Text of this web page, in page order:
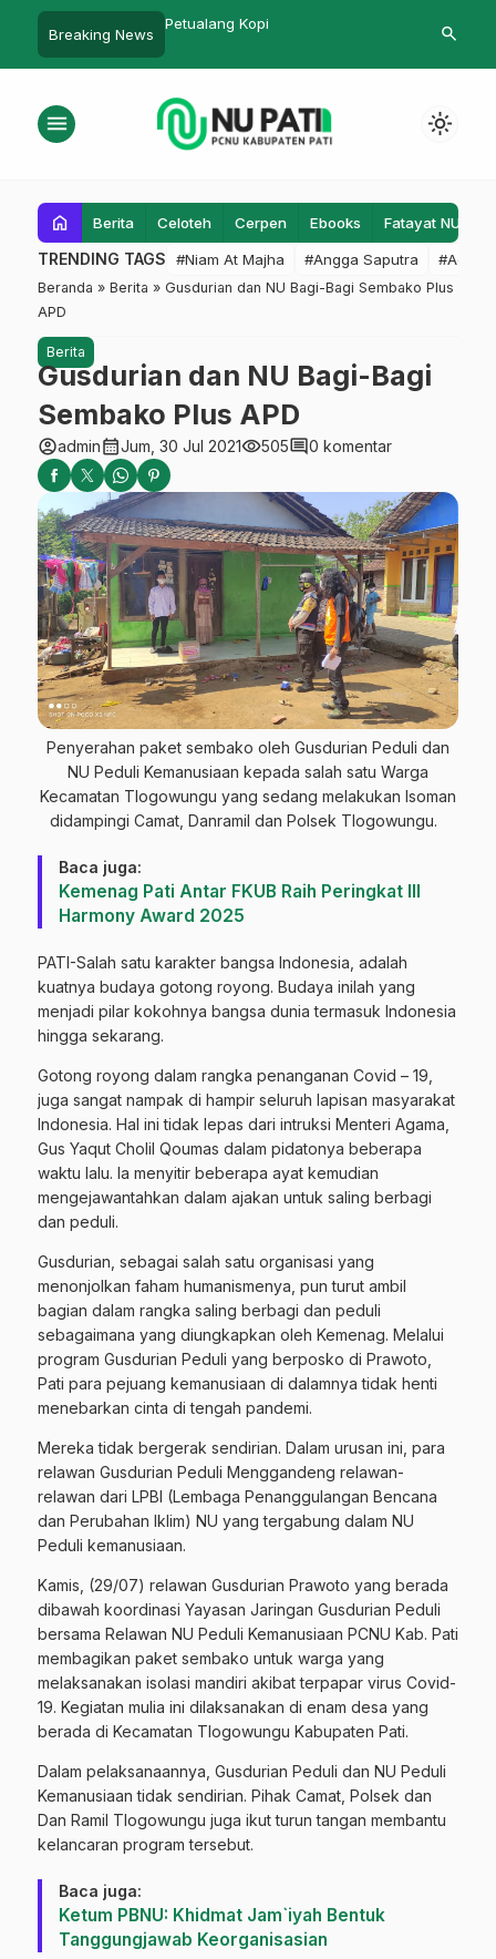
Breaking News
Petualang Kopi
Peringati
Sholawat
search
menu light_mode
home Berita Celoteh Cerpen Ebooks Fatayat NU
TRENDING TAGS #Niam At Majha #Angga Saputra #Admin
Beranda » Berita » Gusdurian dan NU Bagi-Bagi Sembako Plus
APD
Berita
Gusdurian dan NU Bagi-Bagi
Sembako Plus APD
account_circleadmincalendar_monthJum, 30 Jul 2021visibility505comment0 komentar
Penyerahan paket sembako oleh Gusdurian Peduli dan
NU Peduli Kemanusiaan kepada salah satu Warga
Kecamatan Tlogowungu yang sedang melakukan Isoman
didampingi Camat, Danramil dan Polsek Tlogowungu.
Baca juga:
Kemenag Pati Antar FKUB Raih Peringkat III
Harmony Award 2025
PATI-Salah satu karakter bangsa Indonesia, adalah
kuatnya budaya gotong royong. Budaya inilah yang
menjadi pilar kokohnya bangsa dunia termasuk Indonesia
hingga sekarang.
Gotong royong dalam rangka penanganan Covid – 19,
juga sangat nampak di hampir seluruh lapisan masyarakat
Indonesia. Hal ini tidak lepas dari intruksi Menteri Agama,
Gus Yaqut Cholil Qoumas dalam pidatonya beberapa
waktu lalu. Ia menyitir beberapa ayat kemudian
mengejawantahkan dalam ajakan untuk saling berbagi
dan peduli.
Gusdurian, sebagai salah satu organisasi yang
menonjolkan faham humanismenya, pun turut ambil
bagian dalam rangka saling berbagi dan peduli
sebagaimana yang diungkapkan oleh Kemenag. Melalui
program Gusdurian Peduli yang berposko di Prawoto,
Pati para pejuang kemanusiaan di dalamnya tidak henti
menebarkan cinta di tengah pandemi.
Mereka tidak bergerak sendirian. Dalam urusan ini, para
relawan Gusdurian Peduli Menggandeng relawan-
relawan dari LPBI (Lembaga Penanggulangan Bencana
dan Perubahan Iklim) NU yang tergabung dalam NU
Peduli kemanusiaan.
Kamis, (29/07) relawan Gusdurian Prawoto yang berada
dibawah koordinasi Yayasan Jaringan Gusdurian Peduli
bersama Relawan NU Peduli Kemanusiaan PCNU Kab. Pati
membagikan paket sembako untuk warga yang
melaksanakan isolasi mandiri akibat terpapar virus Covid-
19. Kegiatan mulia ini dilaksanakan di enam desa yang
berada di Kecamatan Tlogowungu Kabupaten Pati.
Dalam pelaksanaannya, Gusdurian Peduli dan NU Peduli
Kemanusiaan tidak sendirian. Pihak Camat, Polsek dan
Dan Ramil Tlogowungu juga ikut turun tangan membantu
kelancaran program tersebut.
Baca juga:
Ketum PBNU: Khidmat Jam`iyah Bentuk
Tanggungjawab Keorganisasian